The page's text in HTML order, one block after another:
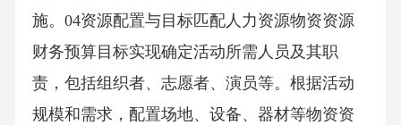
施。04资源配置与目标匹配人力资源物资资源
财务预算目标实现确定活动所需人员及其职
责，包括组织者、志愿者、演员等。根据活动
规模和需求，配置场地、设备、器材等物资资